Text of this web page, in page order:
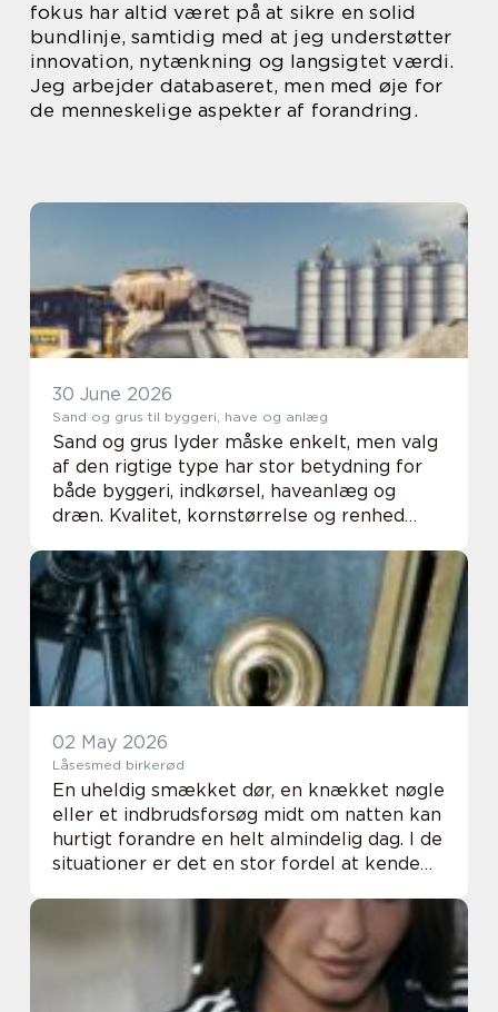
fokus har altid været på at sikre en solid
bundlinje, samtidig med at jeg understøtter
innovation, nytænkning og langsigtet værdi.
Jeg arbejder databaseret, men med øje for
de menneskelige aspekter af forandring.
30 June 2026
Sand og grus til byggeri, have og anlæg
Sand og grus lyder måske enkelt, men valg
af den rigtige type har stor betydning for
både byggeri, indkørsel, haveanlæg og
dræn. Kvalitet, kornstørrelse og renhed
02 May 2026
Låsesmed birkerød
En uheldig smækket dør, en knækket nøgle
eller et indbrudsforsøg midt om natten kan
hurtigt forandre en helt almindelig dag. I de
situationer er det en stor fordel at kende
om sikkerhed og sørge for, at hj...